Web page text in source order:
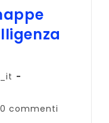
0 commenti